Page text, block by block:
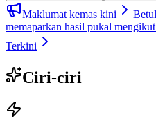
Maklumat kemas kini
memaparkan hasil pukal
Terkini
Ciri-ciri